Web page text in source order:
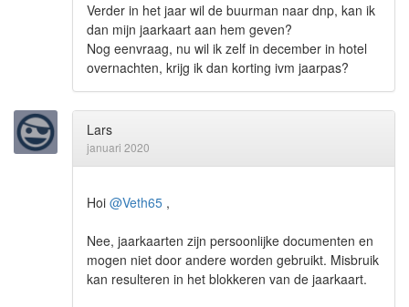
Verder in het jaar wil de buurman naar dnp, kan ik
dan mijn jaarkaart aan hem geven?
Nog eenvraag, nu wil ik zelf in december in hotel
overnachten, krijg ik dan korting ivm jaarpas?
Lars
januari 2020
Hoi @Veth65 ,
Nee, jaarkaarten zijn persoonlijke documenten en
mogen niet door andere worden gebruikt. Misbruik
kan resulteren in het blokkeren van de jaarkaart.